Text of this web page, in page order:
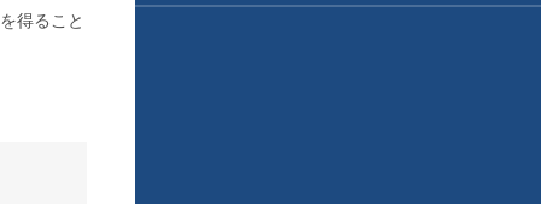
得ること